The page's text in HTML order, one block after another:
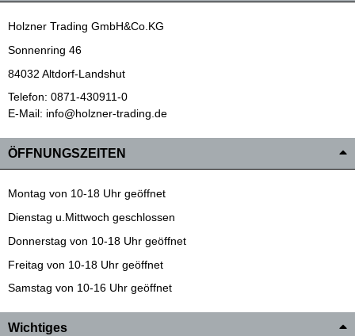
Holzner Trading GmbH&Co.KG
Sonnenring 46
84032 Altdorf-Landshut
Telefon: 0871-430911-0
E-Mail: info@holzner-trading.de
ÖFFNUNGSZEITEN
Montag von 10-18 Uhr geöffnet
Dienstag u.Mittwoch geschlossen
Donnerstag von 10-18 Uhr geöffnet
Freitag von 10-18 Uhr geöffnet
Samstag von 10-16 Uhr geöffnet
Wichtiges